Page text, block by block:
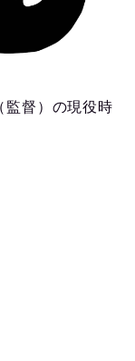
監督）の現役時